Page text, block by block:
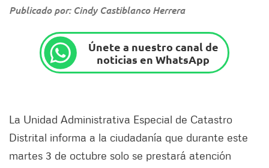
Publicado por: Cindy Castiblanco Herrera
Únete a nuestro canal de
noticias en WhatsApp
La Unidad Administrativa Especial de Catastro
Distrital informa a la ciudadanía que durante este
martes 3 de octubre solo se prestará atención